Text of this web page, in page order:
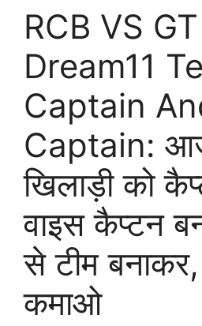
RCB VS
Dream11
Captain
Captain:
खिलाड़ी को
वाइस कैप्टन
से टीम
कमाओ